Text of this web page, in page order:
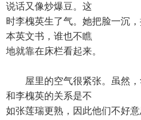
说话又像炒爆豆。这
时李槐英生了气。她把脸一沉
本英文书，谁也不瞧
地就靠在床栏看起来。
屋里的空气很紧张。虽然，
和李槐英的关系是不
如张莲瑞更熟，因此他们不好